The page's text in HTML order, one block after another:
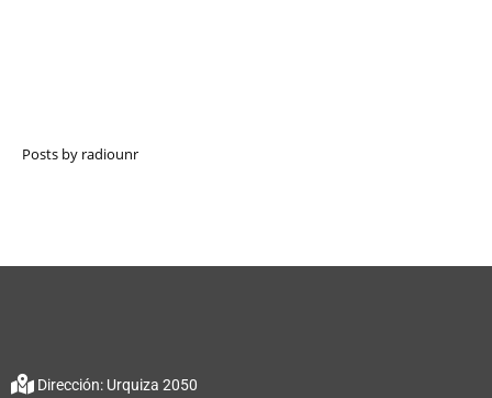
Posts by radiounr
Dirección: Urquiza 2050